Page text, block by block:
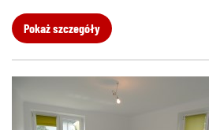
Pokaż szczegóły